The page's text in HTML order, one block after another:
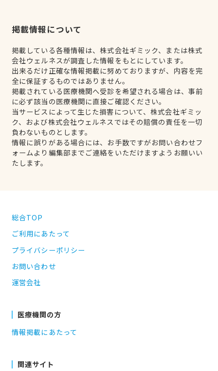
掲載情報について
掲載している各種情報は、株式会社ギミック、または株式
会社ウェルネスが調査した情報をもとにしています。
出来るだけ正確な情報掲載に努めておりますが、内容を完
全に保証するものではありません。
掲載されている医療機関へ受診を希望される場合は、事前
に必ず該当の医療機関に直接ご確認ください。
当サービスによって生じた損害について、株式会社ギミッ
ク、および株式会社ウェルネスではその賠償の責任を一切
負わないものとします。
情報に誤りがある場合には、お手数ですがお問い合わせフ
ォームより編集部までご連絡をいただけますようお願いい
たします。
総合TOP
ご利用にあたって
プライバシーポリシー
お問い合わせ
運営会社
医療機関の方
情報掲載にあたって
関連サイト